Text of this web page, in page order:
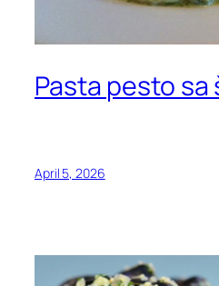
Pasta pesto sa
April 5, 2026